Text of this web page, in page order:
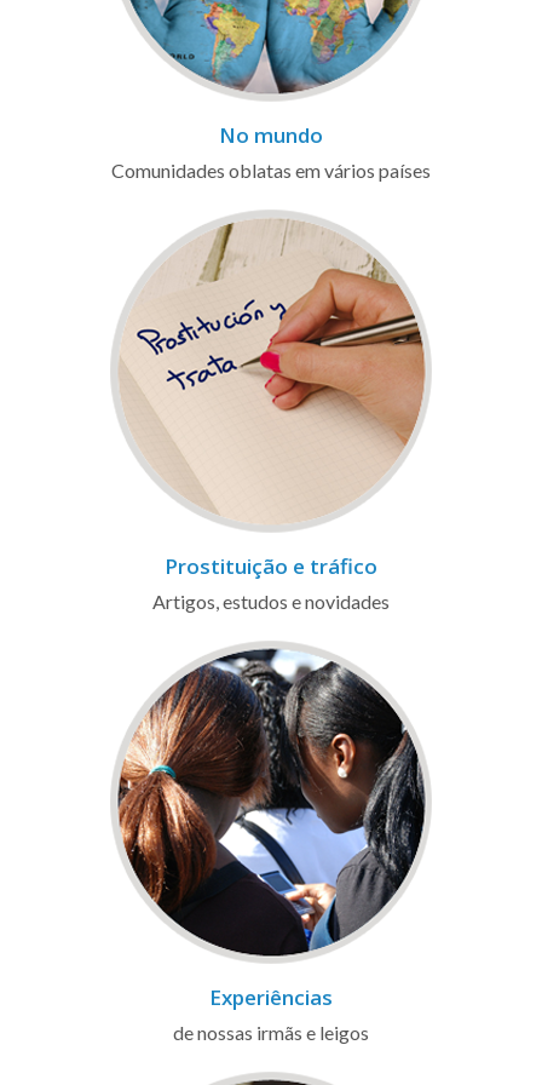
No mundo
Comunidades oblatas em vários países
Prostituição e tráfico
Artigos, estudos e novidades
Experiências
de nossas irmãs e leigos